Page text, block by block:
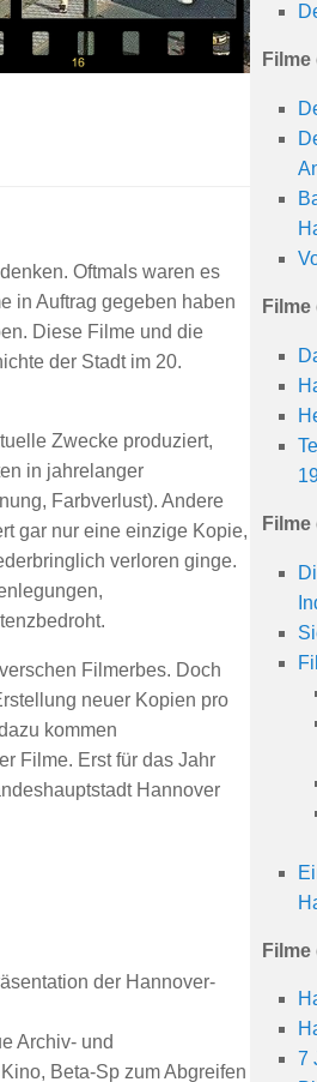
Oftmals waren es
in Auftrag gegeben haben
Diese Filme und die
der Stadt im 20.
Zwecke produziert,
in jahrelanger
Farbverlust). Andere
gar nur eine einzige Kopie,
verloren ginge.
Filmerbes. Doch
neuer Kopien pro
kommen
Filme. Erst für das Jahr
Hannover
der Hannover-
Archiv- und
Beta-Sp zum Abgreifen
7